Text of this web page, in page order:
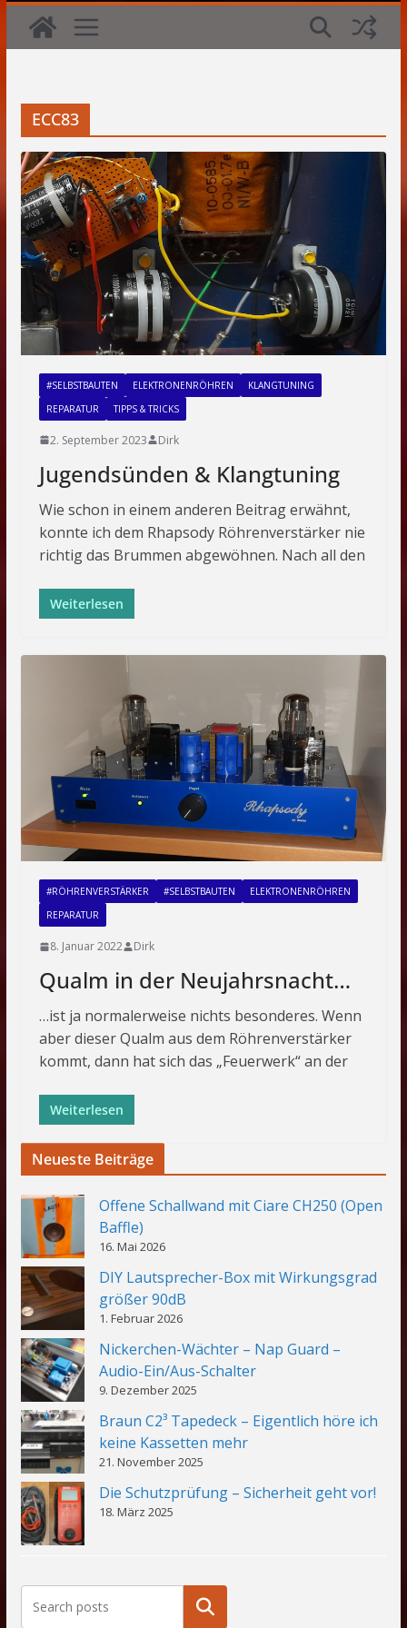
ECC83
#SELBSTBAUTEN ELEKTRONENRÖHREN
KLANGTUNING
REPARATUR
TIPPS & TRICKS
2. September 2023 Dirk
Jugendsünden & Klangtuning
Wie schon in einem anderen Beitrag erwähnt,
konnte ich dem Rhapsody Röhrenverstärker nie
richtig das Brummen abgewöhnen. Nach all den
Weiterlesen
#RÖHRENVERSTÄRKER #SELBSTBAUTEN
ELEKTRONENRÖHREN
REPARATUR
8. Januar 2022 Dirk
Qualm in der Neujahrsnacht…
…ist ja normalerweise nichts besonderes. Wenn
aber dieser Qualm aus dem Röhrenverstärker
kommt, dann hat sich das „Feuerwerk“ an der
Weiterlesen
Neueste Beiträge
Offene Schallwand mit Ciare CH250 (Open
Baffle)
16. Mai 2026
DIY Lautsprecher-Box mit Wirkungsgrad
größer 90dB
1. Februar 2026
Nickerchen-Wächter – Nap Guard –
Audio-Ein/Aus-Schalter
9. Dezember 2025
Braun C2³ Tapedeck – Eigentlich höre ich
keine Kassetten mehr
21. November 2025
Die Schutzprüfung – Sicherheit geht vor!
18. März 2025
Suchen